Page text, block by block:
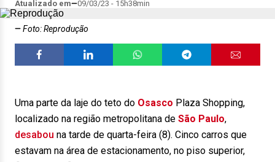
Atualizado em
09/03/23 - 15h38min
Foto: Reprodução
Uma parte da laje do teto do Osasco Plaza Shopping,
localizado na região metropolitana de São Paulo,
desabou na tarde de quarta-feira (8). Cinco carros que
estavam na área de estacionamento, no piso superior,